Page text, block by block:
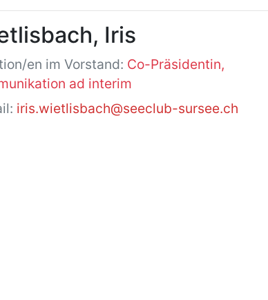
Iris
en im Vorstand: Co-Präsidentin,
ad interim
iris.wietlisbach@seeclub-sursee.ch